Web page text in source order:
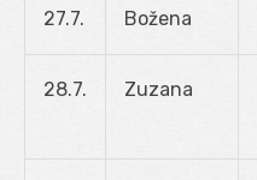
27.7. Božena
28.7. Zuzana